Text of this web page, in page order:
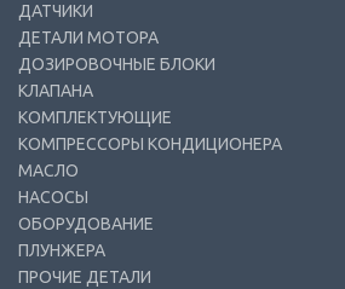
ДАТЧИКИ
ДЕТАЛИ МОТОРА
ДОЗИРОВОЧНЫЕ БЛОКИ
КЛАПАНА
КОМПЛЕКТУЮЩИЕ
КОМПРЕССОРЫ КОНДИЦИОНЕРА
МАСЛО
НАСОСЫ
ОБОРУДОВАНИЕ
ПЛУНЖЕРА
ПРОЧИЕ ДЕТАЛИ